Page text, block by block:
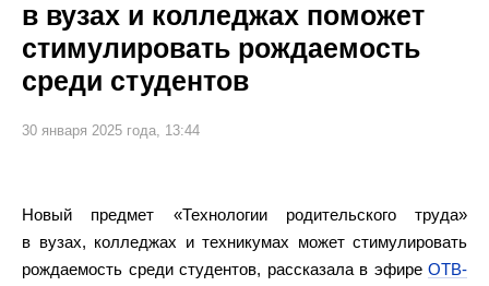
в вузах и колледжах поможет
стимулировать рождаемость
среди студентов
30 января 2025 года, 13:44
Новый предмет «Технологии родительского труда»
в вузах, колледжах и техникумах может стимулировать
рождаемость среди студентов, рассказала в эфире ОТВ-